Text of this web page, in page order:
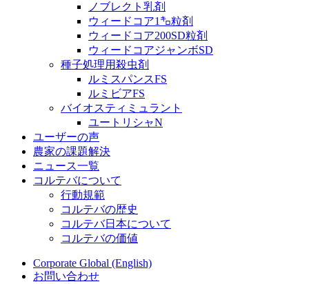
ノブレクト乳剤
ウィードコア1㌔粒剤
ウィードコア200SD粒剤
ウィードコアジャンボSD
種子処理用殺虫剤
ルミスパンスFS
ルミビアFS
バイオスティミュラント
ユートリシャN
ユーザーの声
農家の課題解決
ニュース一覧
コルテバについて
行動規範
コルテバの歴史
コルテバ日本について
コルテバの価値
Corporate Global (English)
お問い合わせ